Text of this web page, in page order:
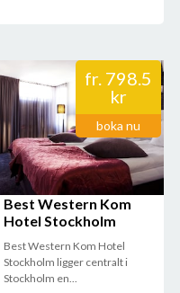
fr. 798.5
kr
boka nu
Best Western Kom
Hotel Stockholm
Best Western Kom Hotel
Stockholm ligger centralt i
Stockholm en...